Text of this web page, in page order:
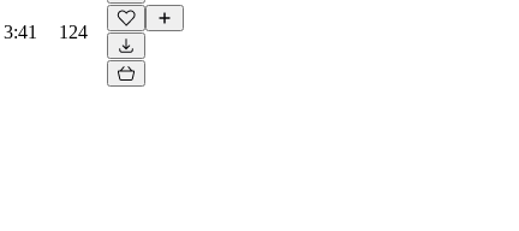
3:41 124